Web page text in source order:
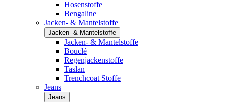
Hosenstoffe
Bengaline
Jacken- & Mantelstoffe
Jacken- & Mantelstoffe
Jacken- & Mantelstoffe
Bouclé
Regenjackenstoffe
Taslan
Trenchcoat Stoffe
Jeans
Jeans